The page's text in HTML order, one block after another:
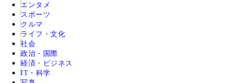
エンタメ
スポーツ
クルマ
ライフ・文化
社会
政治・国際
経済・ビジネス
IT・科学